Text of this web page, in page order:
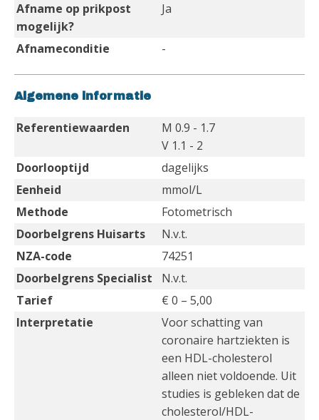
Afname op prikpost
mogelijk?
Ja
Afnameconditie -
Algemene informatie
Referentiewaarden
M 0.9 - 1.7
V 1.1 - 2
Doorlooptijd
dagelijks
Eenheid
mmol/L
Methode
Fotometrisch
Doorbelgrens Huisarts
N.v.t.
NZA-code
74251
Doorbelgrens Specialist
N.v.t.
Tarief
€ 0 – 5,00
Interpretatie
Voor schatting van
coronaire hartziekten is
een HDL-cholesterol
alleen niet voldoende. Uit
studies is gebleken dat de
cholesterol/HDL-